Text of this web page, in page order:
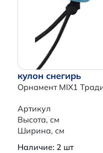
кулон снегирь
Орнамент MIX1
Артикул
Высота, см
Ширина, см
Наличие: 2 шт